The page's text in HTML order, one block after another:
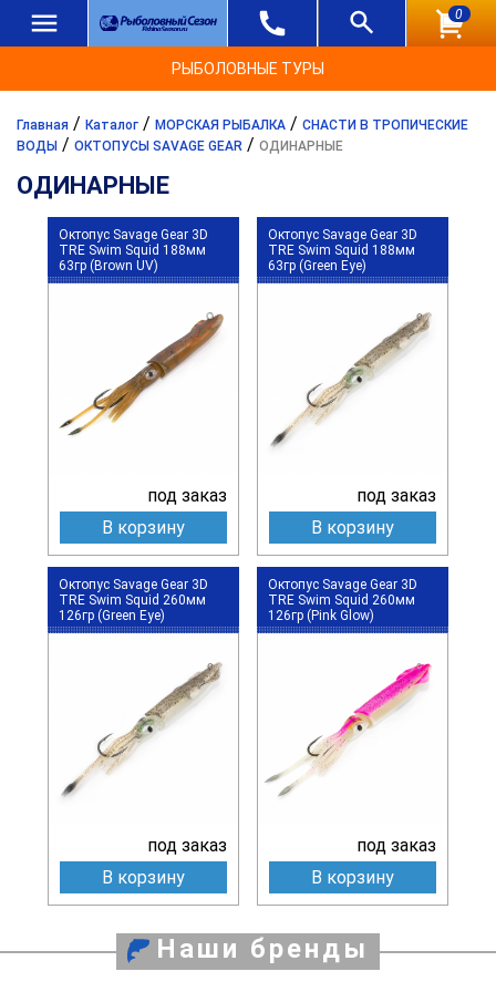
0
РЫБОЛОВНЫЕ ТУРЫ
Главная / Каталог / МОРСКАЯ РЫБАЛКА / СНАСТИ В ТРОПИЧЕСКИЕ
ВОДЫ / ОКТОПУСЫ SAVAGE GEAR / ОДИНАРНЫЕ
ОДИНАРНЫЕ
Октопус Savage Gear 3D
TRE Swim Squid 188мм
63гр (Brown UV)
под заказ
В корзину
Октопус Savage Gear 3D
TRE Swim Squid 188мм
63гр (Green Eye)
под заказ
В корзину
Октопус Savage Gear 3D
TRE Swim Squid 260мм
126гр (Green Eye)
под заказ
В корзину
Октопус Savage Gear 3D
TRE Swim Squid 260мм
126гр (Pink Glow)
под заказ
В корзину
Наши бренды